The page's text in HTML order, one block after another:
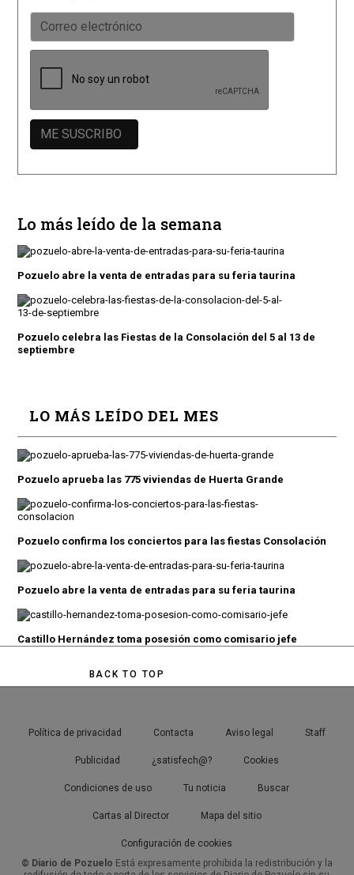
Lo más leído de la semana
Pozuelo abre la venta de entradas para su feria taurina
Pozuelo celebra las Fiestas de la Consolación del 5 al 13 de
septiembre
LO MÁS LEÍDO DEL MES
Pozuelo aprueba las 775 viviendas de Huerta Grande
Pozuelo confirma los conciertos para las fiestas Consolación
Pozuelo abre la venta de entradas para su feria taurina
Castillo Hernández toma posesión como comisario jefe
BACK TO TOP
Política de privacidad Contacta Aviso legal Staff
Publicidad ¿satisfech@? Cookies
Condiciones de uso Tu noticia Buscar
Cartas al Director Mapa del sitio
Configuración de cookies
© Diario de Pozuelo Está expresamente prohibida la redistribución y la